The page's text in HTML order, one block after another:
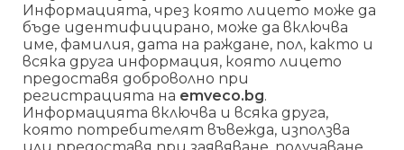
Информацията, чрез която лицето може да
бъде идентифицирано, може да включва
име, фамилия, дата на раждане, пол, както и
всяка друга информация, която лицето
предоставя доброволно при
регистрацията на emveco.bg.
Информацията включва и всяка друга,
която потребителят въвежда, използва